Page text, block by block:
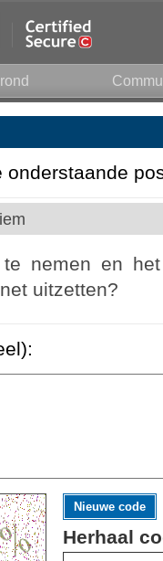
nemen en
uitzetten?
Nieuwe code
Herhaal